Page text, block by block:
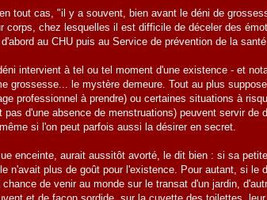
tout cas, "il y a souvent, bien avant le déni de
corps, chez lesquelles il est difficile de déceler des
au CHU puis au Service de prévention de la
intervient à tel ou tel moment d'une existence - et
grossesse... le mystère demeure. Tout au plus
professionnel à prendre) ou certaines situations à
pas d'une absence de menstruations) peuvent servir
si l'on peut parfois aussi la désirer en secret.
enceinte, aurait aussitôt avorté, le dit bien : si sa
n'avait plus de goût pour l'existence. Pour autant, si
de venir au monde sur le transat d'un jardin,